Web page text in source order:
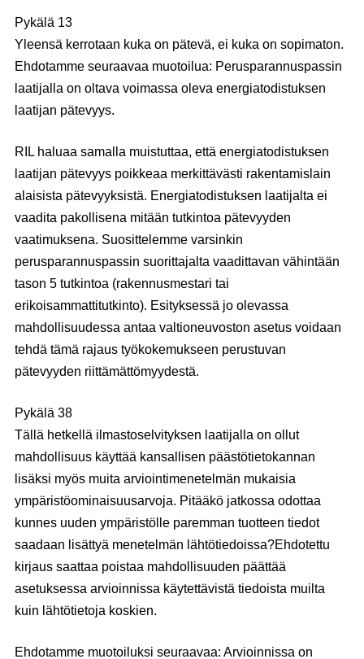
Pykälä 13
Yleensä kerrotaan kuka on pätevä, ei kuka on sopimaton.
Ehdotamme seuraavaa muotoilua: Perusparannuspassin
laatijalla on oltava voimassa oleva energiatodistuksen
laatijan pätevyys.
RIL haluaa samalla muistuttaa, että energiatodistuksen
laatijan pätevyys poikkeaa merkittävästi rakentamislain
alaisista pätevyyksistä. Energiatodistuksen laatijalta ei
vaadita pakollisena mitään tutkintoa pätevyyden
vaatimuksena. Suosittelemme varsinkin
perusparannuspassin suorittajalta vaadittavan vähintään
tason 5 tutkintoa (rakennusmestari tai
erikoisammattitutkinto). Esityksessä jo olevassa
mahdollisuudessa antaa valtioneuvoston asetus voidaan
tehdä tämä rajaus työkokemukseen perustuvan
pätevyyden riittämättömyydestä.
Pykälä 38
Tällä hetkellä ilmastoselvityksen laatijalla on ollut
mahdollisuus käyttää kansallisen päästötietokannan
lisäksi myös muita arviointimenetelmän mukaisia
ympäristöominaisuusarvoja. Pitääkö jatkossa odottaa
kunnes uuden ympäristölle paremman tuotteen tiedot
saadaan lisättyä menetelmän lähtötiedoissa?Ehdotettu
kirjaus saattaa poistaa mahdollisuuden päättää
asetuksessa arvioinnissa käytettävistä tiedoista muilta
kuin lähtötietoja koskien.
Ehdotamme muotoiluksi seuraavaa: Arvioinnissa on